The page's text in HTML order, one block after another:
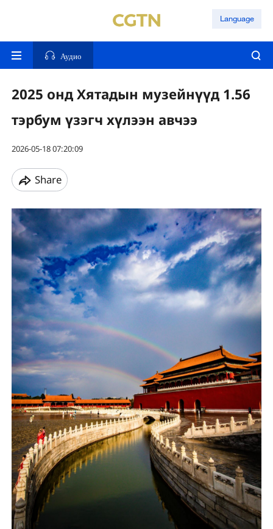
Language
Аудио
2025 онд Хятадын музейнүүд 1.56
тэрбум үзэгч хүлээн авчээ
2026-05-18 07:20:09
Share